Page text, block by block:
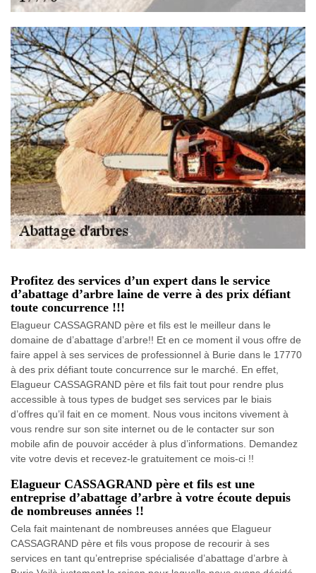
Profitez des services d’un expert dans le service
d’abattage d’arbre laine de verre à des prix défiant
toute concurrence !!!
Elagueur CASSAGRAND père et fils est le meilleur dans le
domaine de d’abattage d’arbre!! Et en ce moment il vous offre de
faire appel à ses services de professionnel à Burie dans le 17770
à des prix défiant toute concurrence sur le marché. En effet,
Elagueur CASSAGRAND père et fils fait tout pour rendre plus
accessible à tous types de budget ses services par le biais
d’offres qu’il fait en ce moment. Nous vous incitons vivement à
vous rendre sur son site internet ou de le contacter sur son
mobile afin de pouvoir accéder à plus d’informations. Demandez
vite votre devis et recevez-le gratuitement ce mois-ci !!
Elagueur CASSAGRAND père et fils est une
entreprise d’abattage d’arbre à votre écoute depuis
de nombreuses années !!
Cela fait maintenant de nombreuses années que Elagueur
CASSAGRAND père et fils vous propose de recourir à ses
services en tant qu’entreprise spécialisée d’abattage d’arbre à